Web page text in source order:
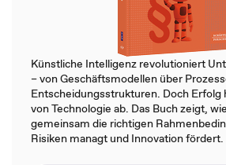
Künstliche Intelligenz revolutioniert
– von Geschäftsmodellen über
Entscheidungsstrukturen. Doch Erfolg
von Technologie ab. Das Buch zeigt,
gemeinsam die richtigen
Risiken managt und Innovation fördert.